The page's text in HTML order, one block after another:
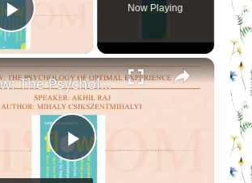
Play Video
Now Playing
×
Play
Flow: The Psychology of Optimal Experience: By Mihaly Csikszentmihalyi | Booklicious Podcast